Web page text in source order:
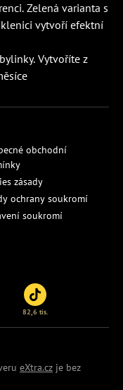
Zelená varianta s
vytvoří efektní
Vytvoříte z
obchodní
zásady
ochrany soukromí
soukromí
82,6 tis.
eXtra.cz je bez